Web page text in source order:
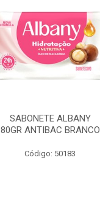
SABONETE ALBANY
80GR ANTIBAC BRANCO
Código: 50183